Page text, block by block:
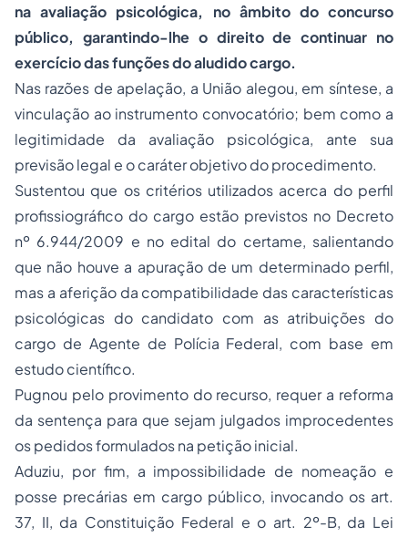
na avaliação psicológica, no âmbito do concurso
público, garantindo-lhe o direito de continuar no
exercício das funções do aludido cargo.
Nas razões de apelação, a União alegou, em síntese, a
vinculação ao instrumento convocatório; bem como a
legitimidade da avaliação psicológica, ante sua
previsão legal e o caráter objetivo do procedimento.
Sustentou que os critérios utilizados acerca do perfil
profissiográfico do cargo estão previstos no Decreto
nº 6.944/2009 e no edital do certame, salientando
que não houve a apuração de um determinado perfil,
mas a aferição da compatibilidade das características
psicológicas do candidato com as atribuições do
cargo de Agente de Polícia Federal, com base em
estudo científico.
Pugnou pelo provimento do recurso, requer a reforma
da sentença para que sejam julgados improcedentes
os pedidos formulados na petição inicial.
Aduziu, por fim, a impossibilidade de nomeação e
posse precárias em cargo público, invocando os art.
37, II, da Constituição Federal e o art. 2º-B, da Lei